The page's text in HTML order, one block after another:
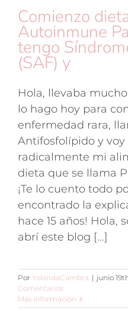
Comienzo
Autoinmune
tengo
(SAF) y
Hola, llevaba
lo hago hoy para
enfermedad rara,
Antifosfolípido y
radicalmente mi
dieta que se llama
¡Te lo cuento todo
encontrado la
hace 15 años! Hola,
abrí este blog [...]
Por YolandaCambra | junio
Comentarios
Más información